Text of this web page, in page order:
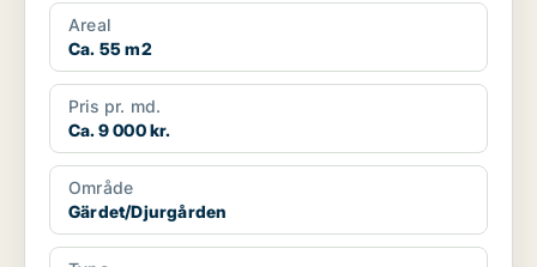
Areal
Ca. 55 m2
Pris pr. md.
Ca. 9 000 kr.
Område
Gärdet/Djurgården